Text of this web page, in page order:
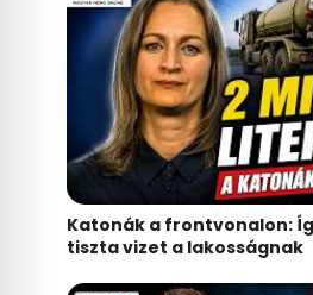
Katonák a frontvonalon:
tiszta vizet a lakosságnak